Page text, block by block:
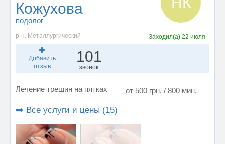
Кожухова
подолог
р-н. Металлургический Заходил(а)22 июля
Добавить
отзыв
101
звонок
Лечение трещин на пятках от 500 грн. / 800 мин.
➡️ Все услуги и цены (15)